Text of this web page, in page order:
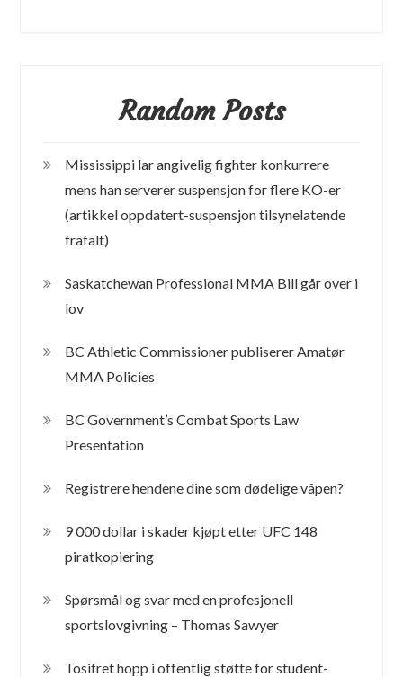
Random Posts
Mississippi lar angivelig fighter konkurrere
mens han serverer suspensjon for flere KO-er
(artikkel oppdatert-suspensjon tilsynelatende
frafalt)
Saskatchewan Professional MMA Bill går over i
lov
BC Athletic Commissioner publiserer Amatør
MMA Policies
BC Government’s Combat Sports Law
Presentation
Registrere hendene dine som dødelige våpen?
9 000 dollar i skader kjøpt etter UFC 148
piratkopiering
Spørsmål og svar med en profesjonell
sportslovgivning – Thomas Sawyer
Tosifret hopp i offentlig støtte for student-